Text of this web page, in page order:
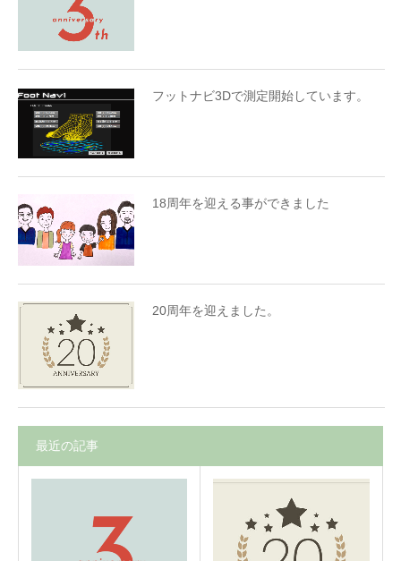
フットナビ3Dで測定開始しています。
18周年を迎える事ができました
20周年を迎えました。
最近の記事